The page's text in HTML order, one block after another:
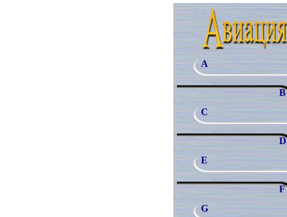
A
B
C
D
E
F
G